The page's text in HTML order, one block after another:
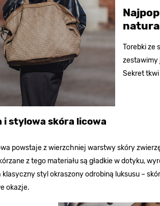
Torebki ze
zestawimy
Sekret
i stylowa skóra licowa
powstaje z wierzchniej warstwy skóry
z tego materiału są gładkie w dotyku,
klasyczny styl okraszony odrobiną luksusu –
okazje.